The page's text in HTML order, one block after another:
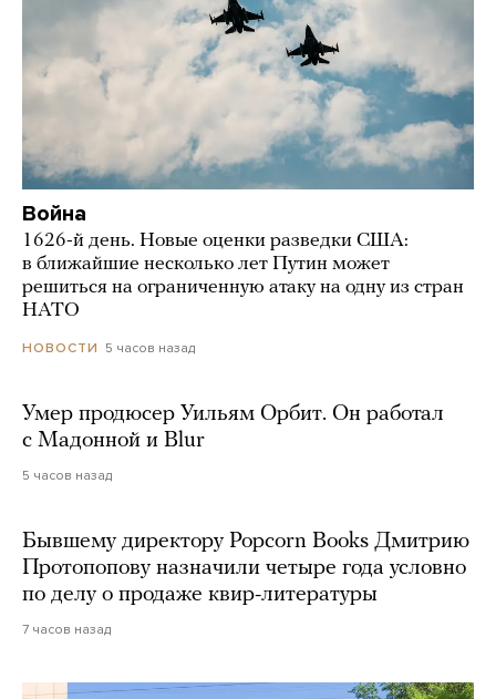
Война
1626-й день. Новые оценки разведки США:
в ближайшие несколько лет Путин может
решиться на ограниченную атаку на одну из стран
НАТО
НОВОСТИ 5 часов назад
Умер продюсер Уильям Орбит. Он работал
с Мадонной и Blur
5 часов назад
Бывшему директору Popcorn Books Дмитрию
Протопопову назначили четыре года условно
по делу о продаже квир-литературы
7 часов назад